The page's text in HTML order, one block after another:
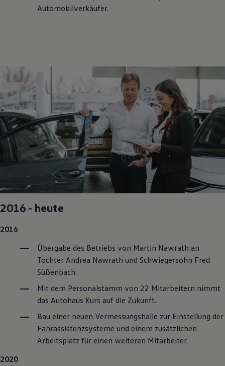
Automobilverkäufer.
2016 - heute
2016
Übergabe des Betriebs von Martin Nawrath an
Tochter Andrea Nawrath und Schwiegersohn Fred
Süßenbach.
Mit dem Personalstamm von 22 Mitarbeitern nimmt
das Autohaus Kurs auf die Zukunft.
Bau einer neuen Vermessungshalle zur Einstellung der
Fahrassistenzsysteme und einem zusätzlichen
Arbeitsplatz für einen weiteren Mitarbeiter.
2020